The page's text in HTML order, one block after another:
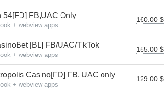
54[FD] FB,UAC Only
+ webview apps
160.00 $
[BL] FB/UAC/TikTok
+ webview apps
155.00 $
Casino[FD] FB, UAC only
+ webview apps
129.00 $